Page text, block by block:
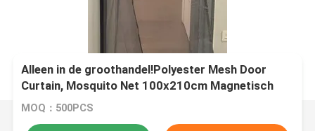
Alleen in de groothandel!Polyester Mesh Door
Curtain, Mosquito Net 100x210cm Magnetisch
Screen Door Soft Mesh Door
MOQ：500PCS